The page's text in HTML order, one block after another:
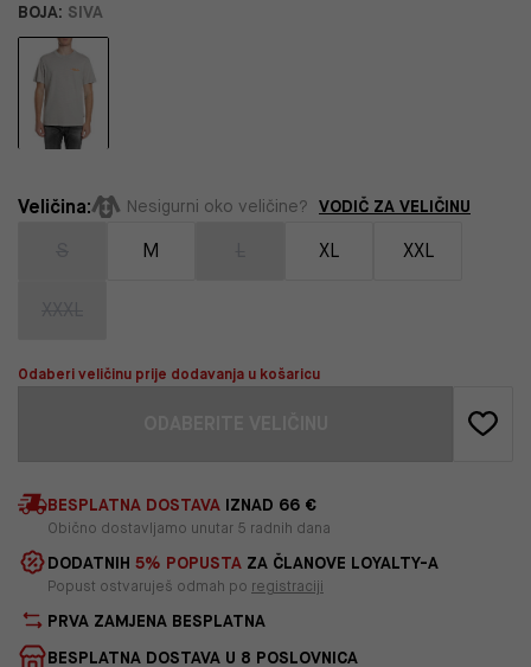
BOJA: SIVA
Veličina: Nesigurni oko veličine? VODIČ ZA VELIČINU
M XL XXL
Odaberi veličinu prije dodavanja u košaricu
BESPLATNA DOSTAVA IZNAD 66 €
Obično dostavljamo unutar 5 radnih dana
DODATNIH 5% POPUSTA ZA ČLANOVE LOYALTY-A
Popust ostvaruješ odmah po registraciji
PRVA ZAMJENA BESPLATNA
BESPLATNA DOSTAVA U 8 POSLOVNICA